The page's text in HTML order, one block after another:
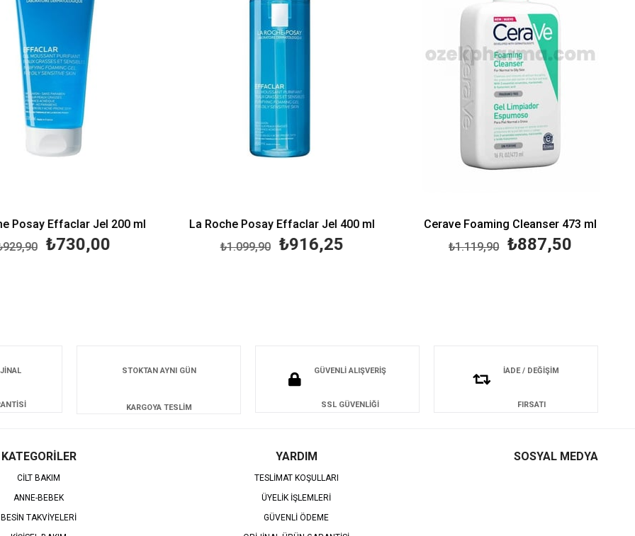
Posay Effaclar Jel 200 ml
₺730,00
La Roche Posay Effaclar Jel 400 ml
₺916,25
₺1.099,90
Cerave Foaming Cleanser 473 ml
₺887,50
₺1.119,90
STOKTAN AYNI GÜN
KARGOYA TESLİM
GÜVENLİ ALIŞVERİŞ
SSL GÜVENLİĞİ
İADE / DEĞİŞİM
FIRSATI
KATEGORİLER
CİLT BAKIM
ANNE-BEBEK
BESİN TAKVİYELERİ
YARDIM
TESLİMAT KOŞULLARI
ÜYELİK İŞLEMLERİ
GÜVENLİ ÖDEME
SOSYAL MEDYA